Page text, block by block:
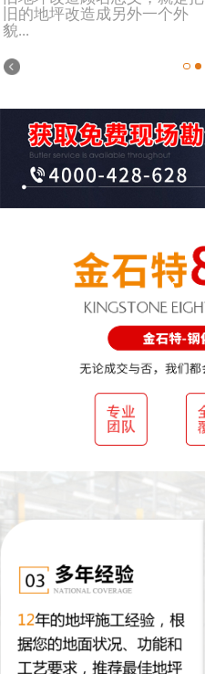
旧的地坪改造成另外一个外
貌...